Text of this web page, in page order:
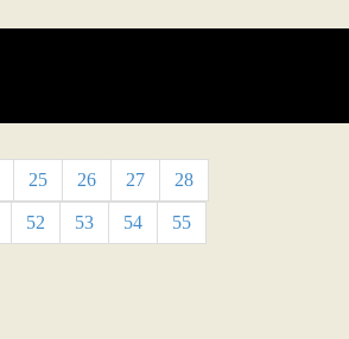
25 26 27 28
52 53 54 55